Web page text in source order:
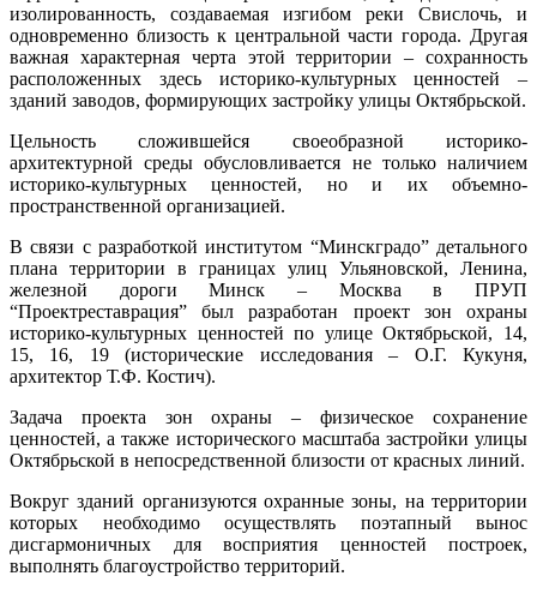
изолированность, создаваемая изгибом реки Свислочь, и
одновременно близость к центральной части города. Другая
важная характерная черта этой территории – сохранность
расположенных здесь историко-культурных ценностей –
зданий заводов, формирующих застройку улицы Октябрьской.
Цельность сложившейся своеобразной историко-
архитектурной среды обусловливается не только наличием
историко-культурных ценностей, но и их объемно-
пространственной организацией.
В связи с разработкой институтом “Минскградо” детального
плана территории в границах улиц Ульяновской, Ленина,
железной дороги Минск – Москва в ПРУП
“Проектреставрация” был разработан проект зон охраны
историко-культурных ценностей по улице Октябрьской, 14,
15, 16, 19 (исторические исследования – О.Г. Кукуня,
архитектор Т.Ф. Костич).
Задача проекта зон охраны – физическое сохранение
ценностей, а также исторического масштаба застройки улицы
Октябрьской в непосредственной близости от красных линий.
Вокруг зданий организуются охранные зоны, на территории
которых необходимо осуществлять поэтапный вынос
дисгармоничных для восприятия ценностей построек,
выполнять благоустройство территорий.